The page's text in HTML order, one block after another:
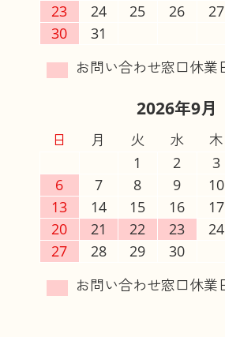
23
24 25 26 27
30
31
2026年9月
日 月 火 水 木
1
2 3
6
7 8 9 10
13
14 15 16 17
20
21 22 23 24
27
28 29 30